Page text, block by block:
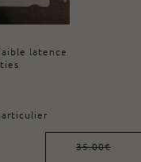
latence
35.00€